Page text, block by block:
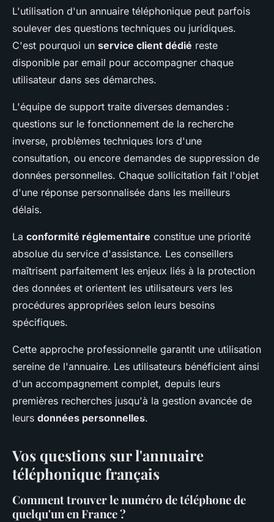
L'utilisation d'un annuaire téléphonique peut parfois
soulever des questions techniques ou juridiques.
C'est pourquoi un service client dédié reste
disponible par email pour accompagner chaque
utilisateur dans ses démarches.
L'équipe de support traite diverses demandes :
questions sur le fonctionnement de la recherche
inverse, problèmes techniques lors d'une
consultation, ou encore demandes de suppression de
données personnelles. Chaque sollicitation fait l'objet
d'une réponse personnalisée dans les meilleurs
délais.
La conformité réglementaire constitue une priorité
absolue du service d'assistance. Les conseillers
maîtrisent parfaitement les enjeux liés à la protection
des données et orientent les utilisateurs vers les
procédures appropriées selon leurs besoins
spécifiques.
Cette approche professionnelle garantit une utilisation
sereine de l'annuaire. Les utilisateurs bénéficient ainsi
d'un accompagnement complet, depuis leurs
premières recherches jusqu'à la gestion avancée de
leurs données personnelles.
Vos questions sur l'annuaire
téléphonique français
Comment trouver le numéro de téléphone de
quelqu'un en France ?